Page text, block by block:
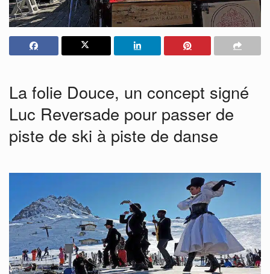
La folie Douce, un concept signé
Luc Reversade pour passer de
piste de ski à piste de danse